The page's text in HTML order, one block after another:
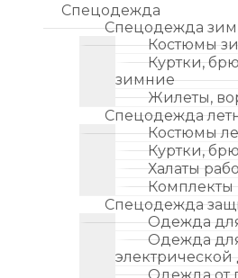
Спецодежда
Спецодежда
Костюмы
Куртки,
зимние
Жилеты,
Спецодежда
Костюмы
Куртки,
Халаты
Комплекты
Спецодежда
Одежда
Одежда
электрической